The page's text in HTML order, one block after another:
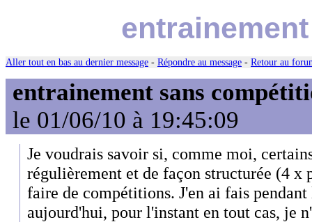
Aller tout en bas au dernier message - Répondre au message - Retour au
entrainement sans
le 01/06/10 à 19:45:09
Je voudrais savoir si, comme moi,
régulièrement et de façon structurée (4 x
faire de compétitions. J'en ai fais
aujourd'hui, pour l'instant en tout cas, je